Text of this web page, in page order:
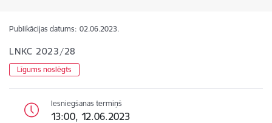
Publikācijas datums: 02.06.2023.
LNKC 2023/28
Līgums noslēgts
Iesniegšanas termiņš
13:00, 12.06.2023